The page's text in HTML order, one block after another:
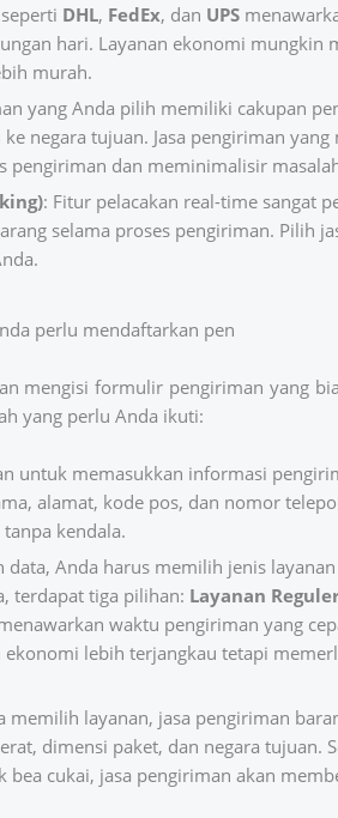
DHL, FedEx, dan UPS
hari. Layanan ekonomi mungkin
murah.
yang Anda pilih memiliki cakupan
negara tujuan. Jasa pengiriman
pengiriman dan meminimalisir
: Fitur pelacakan real-time sangat
selama proses pengiriman. Pilih
perlu mendaftarkan pen
mengisi formulir pengiriman yang
yang perlu Anda ikuti:
untuk memasukkan informasi
alamat, kode pos, dan nomor
kendala.
data, Anda harus memilih jenis
terdapat tiga pilihan: Layanan
waktu pengiriman yang
lebih terjangkau tetapi
memilih layanan, jasa pengiriman
dimensi paket, dan negara tujuan.
cukai, jasa pengiriman akan